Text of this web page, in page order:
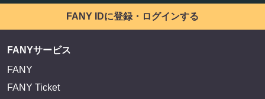
FANY IDに登録・ログインする
FANYサービス
FANY
FANY Ticket